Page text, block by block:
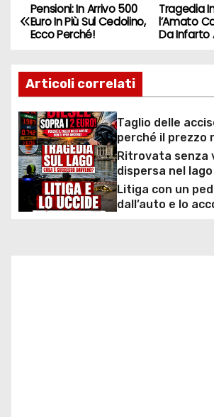
N
a
v
i
g
a
z
Tragedia
l’Amato
Da Infarto
Pensioni: In Arrivo 500
Euro In Più Sul Cedolino,
Ecco Perché!
Articoli correlati
Taglio delle
perché il prezzo
sopra i 2 euro
sconto deciso
Ritrovata senza
dispersa nel
ore di ricerche
sommozzatori
Litiga con un
dall’auto e lo